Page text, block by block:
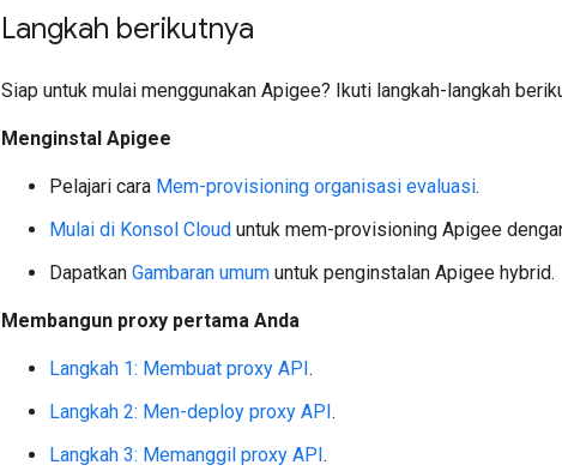
Langkah berikutnya
Siap untuk mulai menggunakan Apigee? Ikuti langkah-langkah
Menginstal Apigee
Pelajari cara Mem-provisioning organisasi evaluasi.
Mulai di Konsol Cloud untuk mem-provisioning Apigee
Dapatkan Gambaran umum untuk penginstalan Apigee hybrid.
Membangun proxy pertama Anda
Langkah 1: Membuat proxy API.
Langkah 2: Men-deploy proxy API.
Langkah 3: Memanggil proxy API.